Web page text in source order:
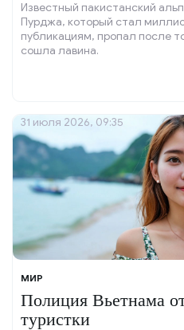
Известный пакистанский
Пурджа, который стал
публикациям, пропал после
сошла лавина.
МИР
Полиция Вьетнама
туристки
31 июля 2026, 09:35